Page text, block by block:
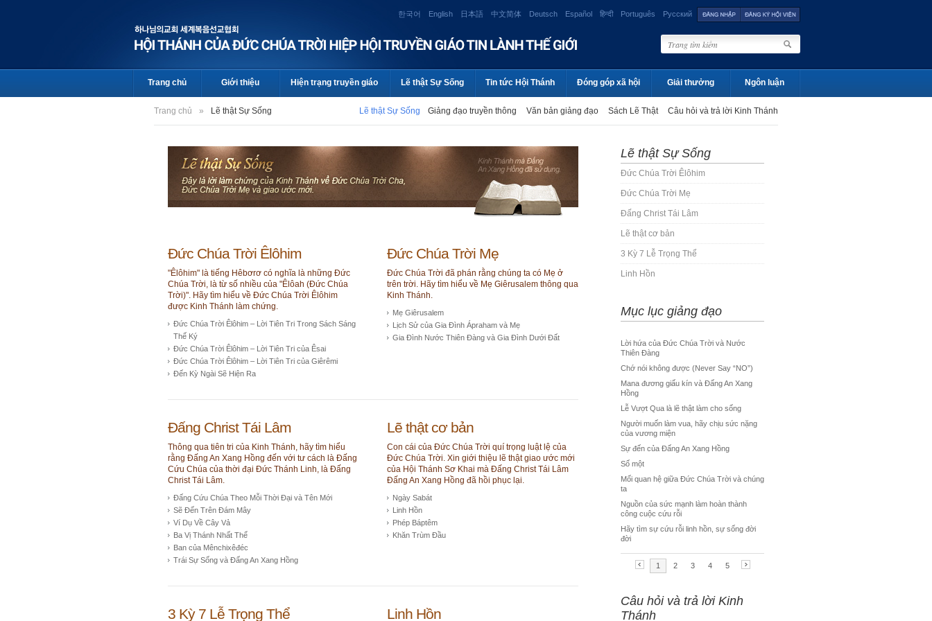
한국어 English 日本語 中文简体 Deutsch Español हिन्दी Português Русский
Trang chủ Giới thiệu Hiện trạng truyền giáo Lẽ thật Sự Sống Tin tức Hội Thánh Đóng góp xã hội Giải thưởng Ngôn luận
Trang chủ » Lẽ thật Sự Sống Lẽ thật Sự Sống Giảng đạo truyền thông Văn bản giảng đạo Sách Lẽ Thật Câu hỏi và trả lời Kinh Thánh
Đức Chúa Trời Êlôhim
"Êlôhim" là tiếng Hêbơrơ có nghĩa là những Đức
Chúa Trời, là từ số nhiều của "Êlôah (Đức Chúa
Trời)". Hãy tìm hiểu về Đức Chúa Trời Êlôhim
được Kinh Thánh làm chứng.
Đức Chúa Trời Êlôhim – Lời Tiên Tri Trong Sách Sáng
Thế Ký
Đức Chúa Trời Êlôhim – Lời Tiên Tri của Êsai
Đức Chúa Trời Êlôhim – Lời Tiên Tri của Giêrêmi
Đến Kỳ Ngài Sẽ Hiện Ra
Đức Chúa Trời Mẹ
Đức Chúa Trời đã phán rằng chúng ta có Mẹ ở
trên trời. Hãy tìm hiểu về Mẹ Giêrusalem thông qua
Kinh Thánh.
Mẹ Giêrusalem
Lịch Sử của Gia Đình Ápraham và Mẹ
Gia Đình Nước Thiên Đàng và Gia Đình Dưới Đất
Đấng Christ Tái Lâm
Thông qua tiên tri của Kinh Thánh, hãy tìm hiểu
rằng Đấng An Xang Hồng đến với tư cách là Đấng
Cứu Chúa của thời đại Đức Thánh Linh, là Đấng
Christ Tái Lâm.
Đấng Cứu Chúa Theo Mỗi Thời Đại và Tên Mới
Sẽ Đến Trên Đám Mây
Ví Dụ Về Cây Vả
Ba Vị Thánh Nhất Thể
Ban của Mênchixêđéc
Trái Sự Sống và Đấng An Xang Hồng
Lẽ thật cơ bản
Con cái của Đức Chúa Trời quí trọng luật lệ của
Đức Chúa Trời. Xin giới thiệu lẽ thật giao ước mới
của Hội Thánh Sơ Khai mà Đấng Christ Tái Lâm
Đấng An Xang Hồng đã hồi phục lại.
Ngày Sabát
Linh Hồn
Phép Báptêm
Khăn Trùm Đầu
3 Kỳ 7 Lễ Trọng Thể Linh Hồn
Lẽ thật Sự Sống
Đức Chúa Trời Êlôhim
Đức Chúa Trời Mẹ
Đấng Christ Tái Lâm
Lẽ thật cơ bản
3 Kỳ 7 Lễ Trọng Thể
Linh Hồn